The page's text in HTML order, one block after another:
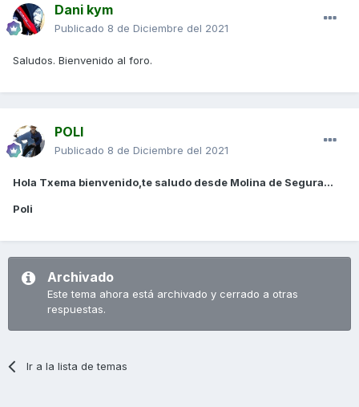
Dani kym
Publicado 8 de Diciembre del 2021
Saludos. Bienvenido al foro.
POLI
Publicado 8 de Diciembre del 2021
Hola Txema bienvenido,te saludo desde Molina de Segura...
Poli
Archivado
Este tema ahora está archivado y cerrado a otras
respuestas.
Ir a la lista de temas